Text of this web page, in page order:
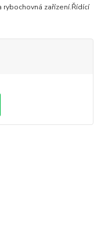
rybochovná zařízení.Řídící